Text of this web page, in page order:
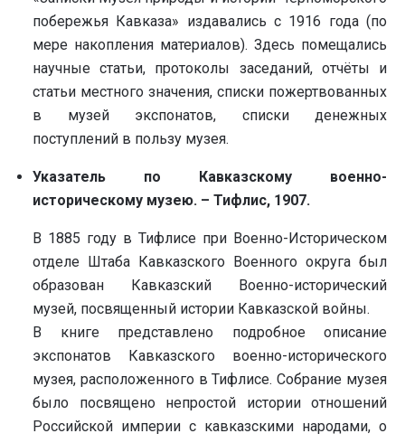
побережья Кавказа» издавались с 1916 года (по
мере накопления материалов). Здесь помещались
научные статьи, протоколы заседаний, отчёты и
статьи местного значения, списки пожертвованных
в музей экспонатов, списки денежных
поступлений в пользу музея.
Указатель по Кавказскому военно-
историческому музею. – Тифлис, 1907.
В 1885 году в Тифлисе при Военно-Историческом
отделе Штаба Кавказского Военного округа был
образован Кавказский Военно-исторический
музей, посвященный истории Кавказской войны.
В книге представлено подробное описание
экспонатов Кавказского военно-исторического
музея, расположенного в Тифлисе. Собрание музея
было посвящено непростой истории отношений
Российской империи с кавказскими народами, о